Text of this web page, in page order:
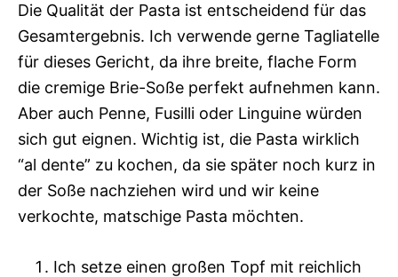
Die Qualität der Pasta ist entscheidend für das
Gesamtergebnis. Ich verwende gerne Tagliatelle
für dieses Gericht, da ihre breite, flache Form
die cremige Brie-Soße perfekt aufnehmen kann.
Aber auch Penne, Fusilli oder Linguine würden
sich gut eignen. Wichtig ist, die Pasta wirklich
“al dente” zu kochen, da sie später noch kurz in
der Soße nachziehen wird und wir keine
verkochte, matschige Pasta möchten.
Ich setze einen großen Topf mit reichlich